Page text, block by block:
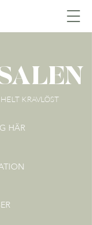
KRAVLÖST
HÄR